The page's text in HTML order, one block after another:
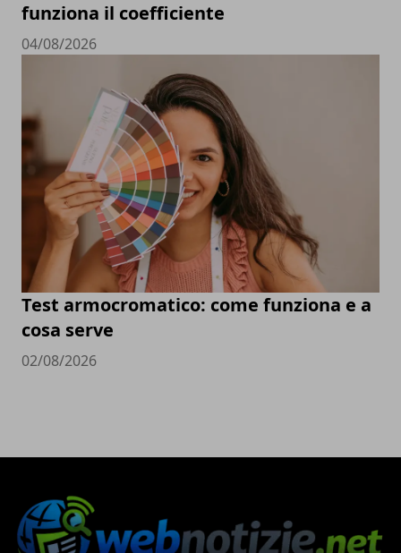
funziona il coefficiente
04/08/2026
Test armocromatico: come funziona e a
cosa serve
02/08/2026